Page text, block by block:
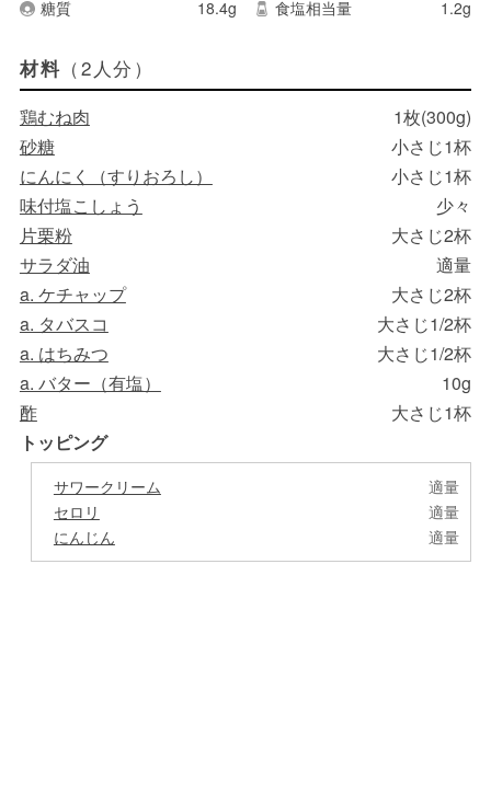
糖質
18.4g 食塩相当量 1.2g
材料 （2人分）
鶏むね肉
1枚(300g)
砂糖
小さじ1杯
にんにく（すりおろし）
小さじ1杯
味付塩こしょう
少々
片栗粉
大さじ2杯
サラダ油
適量
a. ケチャップ
大さじ2杯
a. タバスコ
大さじ1/2杯
a. はちみつ
大さじ1/2杯
a. バター（有塩）
10g
酢
大さじ1杯
トッピング
サワークリーム
適量
セロリ
適量
にんじん
適量